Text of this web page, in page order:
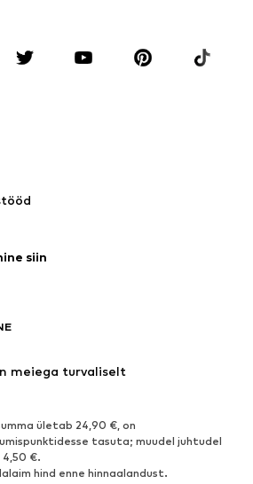
Premium
siin
meiega turvaliselt
ületab 24,90 €, on
tasuta; muudel juhtudel
€.
hind enne hinnaalandust.